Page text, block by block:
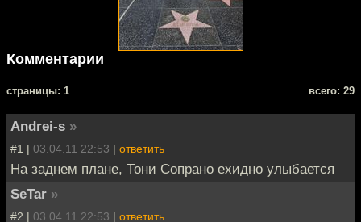
Комментарии
cтраницы: 1 всего: 29
Andrei-s »
#1 | 03.04.11 22:53 | ответить
На заднем плане, Тони Сопрано ехидно улыбается
SeTar »
#2 | 03.04.11 22:53 | ответить